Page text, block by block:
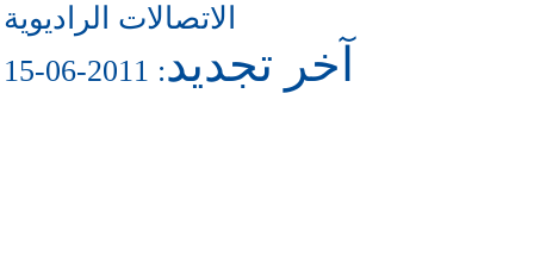
الاتصالات الراديوية
آخر تجديد: 2011-06-15